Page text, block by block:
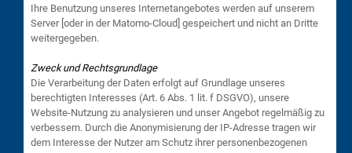
Ihre Benutzung unseres Internetangebotes werden auf unserem
Server [oder in der Matomo-Cloud] gespeichert und nicht an Dritte
weitergegeben.
Zweck und Rechtsgrundlage
Die Verarbeitung der Daten erfolgt auf Grundlage unseres
berechtigten Interesses (Art. 6 Abs. 1 lit. f DSGVO), unsere
Website-Nutzung zu analysieren und unser Angebot regelmäßig zu
verbessern. Durch die Anonymisierung der IP-Adresse tragen wir
dem Interesse der Nutzer am Schutz ihrer personenbezogenen